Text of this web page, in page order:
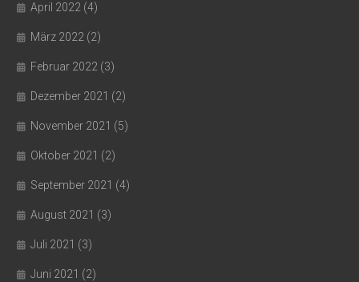
April 2022 (4)
März 2022 (2)
Februar 2022 (3)
Dezember 2021 (2)
November 2021 (5)
Oktober 2021 (2)
September 2021 (4)
August 2021 (3)
Juli 2021 (3)
Juni 2021 (2)